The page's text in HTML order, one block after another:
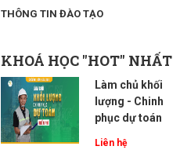
THÔNG TIN ĐÀO TẠO
KHOÁ HỌC "HOT" NHẤT
Làm chủ khối
lượng - Chinh
phục dự toán
Liên hệ